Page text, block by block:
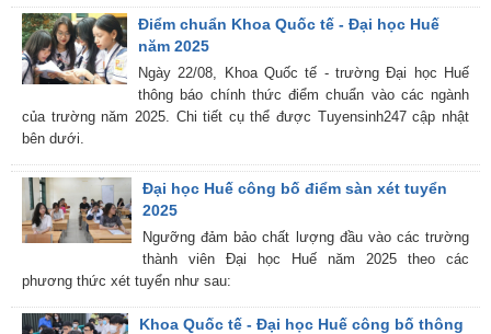
Điểm chuẩn Khoa Quốc tế - Đại học Huế
năm 2025
Ngày 22/08, Khoa Quốc tế - trường Đại học Huế
thông báo chính thức điểm chuẩn vào các ngành
của trường năm 2025. Chi tiết cụ thể được Tuyensinh247 cập nhật
bên dưới.
Đại học Huế công bố điểm sàn xét tuyển
2025
Ngưỡng đảm bảo chất lượng đầu vào các trường
thành viên Đại học Huế năm 2025 theo các
phương thức xét tuyển như sau:
Khoa Quốc tế - Đại học Huế công bố thông